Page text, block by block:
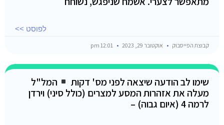
לפוסט >>
קבוצת הפייסבוק אוקטובר 29, 2023
שימו לב הודעה שיצאה לפני מס' דקות
המל"ל
מעלה את אזהרות המסע למצרים (כולל סיני) וירדן
לרמה 4 (איום גבוה) –